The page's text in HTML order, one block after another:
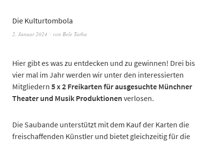
Die Kulturtombola
2. Januar 2024 von Bele Turba
Hier gibt es was zu entdecken und zu gewinnen! Drei bis
vier mal im Jahr werden wir unter den interessierten
Mitgliedern 5 x 2 Freikarten für ausgesuchte Münchner
Theater und Musik Produktionen verlosen.
Die Saubande unterstützt mit dem Kauf der Karten die
freischaffenden Künstler und bietet gleichzeitig für die